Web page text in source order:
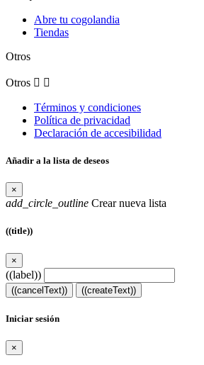
Abre tu cogolandia
Tiendas
Otros
Otros  
Términos y condiciones
Política de privacidad
Declaración de accesibilidad
Añadir a la lista de deseos
×
add_circle_outline Crear nueva lista
((title))
×
((label))
((cancelText)) ((createText))
Iniciar sesión
×